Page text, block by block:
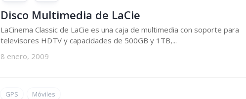
Disco Multimedia de LaCie
LaCinema Classic de LaCie es una caja de multimedia con soporte para
televisores HDTV y capacidades de 500GB y 1TB,...
8 enero, 2009
GPS Móviles